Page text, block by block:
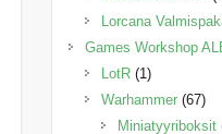
Lorcana
Games Workshop
LotR (1)
Warhammer (67)
Miniatyyriboksit